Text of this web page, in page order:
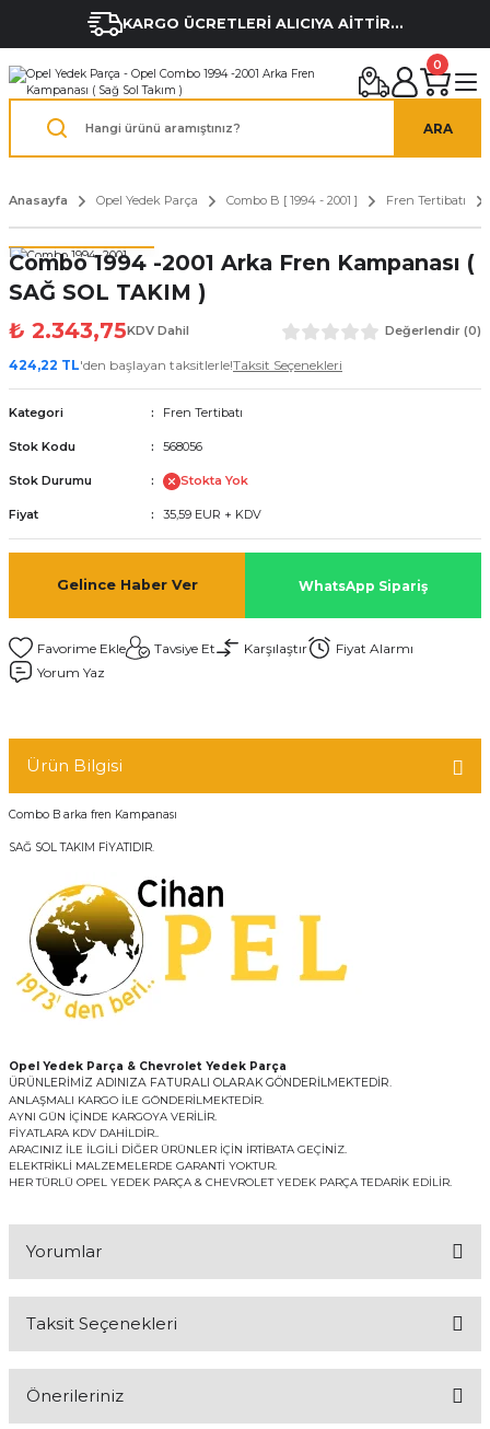
KARGO ÜCRETLERİ ALICIYA AİTTİR...
ARA
0
Anasayfa Opel Yedek Parça Combo B [ 1994 - 2001 ] Fren Tertibatı
Combo 1994 -2001 Arka Fren Kampanası (
SAĞ SOL TAKIM )
₺ 2.343,75KDV Dahil Değerlendir (0)
424,22 TL'den başlayan taksitlerle!Taksit Seçenekleri
Kategori Fren Tertibatı
Stok Kodu 568056
Stok Durumu Stokta Yok
Fiyat 35,59 EUR + KDV
Gelince Haber Ver WhatsApp Sipariş
Tavsiye Et Karşılaştır
Fiyat Alarmı
Yorum Yaz
Ürün Bilgisi
Combo B arka fren Kampanası
SAĞ SOL TAKIM FİYATIDIR.
Opel Yedek Parça & Chevrolet Yedek Parça
ÜRÜNLERİMİZ ADINIZA FATURALI OLARAK GÖNDERİLMEKTEDİR.
ANLAŞMALI KARGO İLE GÖNDERİLMEKTEDİR.
AYNI GÜN İÇİNDE KARGOYA VERİLİR.
FİYATLARA KDV DAHİLDİR..
ARACINIZ İLE İLGİLİ DİĞER ÜRÜNLER İÇİN İRTİBATA GEÇİNİZ.
ELEKTRİKLİ MALZEMELERDE GARANTİ YOKTUR.
HER TÜRLÜ OPEL YEDEK PARÇA & CHEVROLET YEDEK PARÇA TEDARİK EDİLİR.
Yorumlar
Taksit Seçenekleri
Önerileriniz